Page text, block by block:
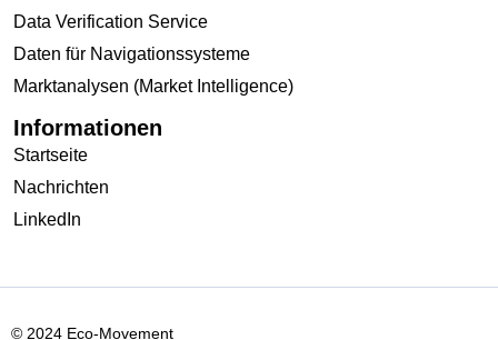
Data Verification Service
Daten für Navigationssysteme
Marktanalysen (Market Intelligence)
Informationen
Startseite
Nachrichten
LinkedIn
© 2024 Eco-Movement